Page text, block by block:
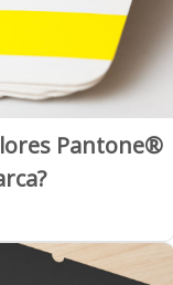
Pantone®